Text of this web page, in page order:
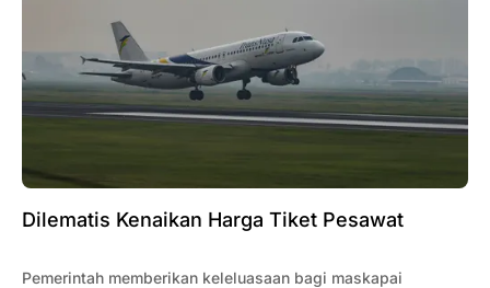
Dilematis Kenaikan Harga Tiket Pesawat
Pemerintah memberikan keleluasaan bagi maskapai